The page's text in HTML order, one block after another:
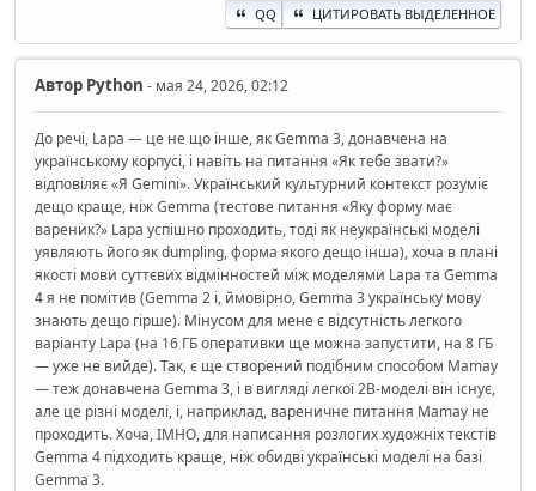
QQ ЦИТИРОВАТЬ ВЫДЕЛЕННОЕ
Автор Python - мая 24, 2026, 02:12
До речі, Lapa — це не що інше, як Gemma 3, донавчена на
українському корпусі, і навіть на питання «Як тебе звати?»
відповіляє «Я Gemini». Український культурний контекст розуміє
дещо краще, ніж Gemma (тестове питання «Яку форму має
вареник?» Lapa успішно проходить, тоді як неукраїнські моделі
уявляють його як dumpling, форма якого дещо інша), хоча в плані
якості мови суттєвих відмінностей між моделями Lapa та Gemma
4 я не помітив (Gemma 2 і, ймовірно, Gemma 3 українську мову
знають дещо гірше). Мінусом для мене є відсутність легкого
варіанту Lapa (на 16 ГБ оперативки ще можна запустити, на 8 ГБ
— уже не вийде). Так, є ще створений подібним способом Mamay
— теж донавчена Gemma 3, і в вигляді легкої 2B-моделі він існує,
але це різні моделі, і, наприклад, вареничне питання Mamay не
проходить. Хоча, ІМНО, для написання розлогих художніх текстів
Gemma 4 підходить краще, ніж обидві українські моделі на базі
Gemma 3.